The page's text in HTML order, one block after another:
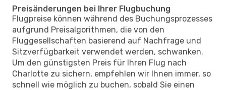
Preisänderungen bei Ihrer Flugbuchung
Flugpreise können während des Buchungsprozesses
aufgrund Preisalgorithmen, die von den
Fluggesellschaften basierend auf Nachfrage und
Sitzverfügbarkeit verwendet werden, schwanken.
Um den günstigsten Preis für Ihren Flug nach
Charlotte zu sichern, empfehlen wir Ihnen immer, so
schnell wie möglich zu buchen, sobald Sie einen